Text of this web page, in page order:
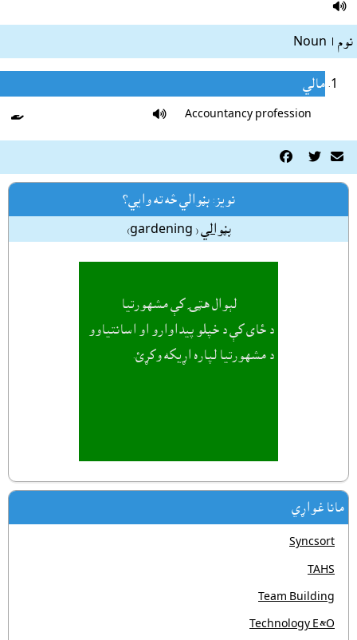

نوم | Noun
مالي
Accountancy profession


  
نويز: بڼوالي څه ته وايي؟
بڼوالي ( gardening)
لېوال هټۍ کې مشهورتيا
د ځاى کې د خپلو پيداوارو او اسانتياوو
د مشهورتيا لپاره اړيکه وکړئ.
مانا غواړي
Syncsort
TAHS
Team Building
Technology E&O